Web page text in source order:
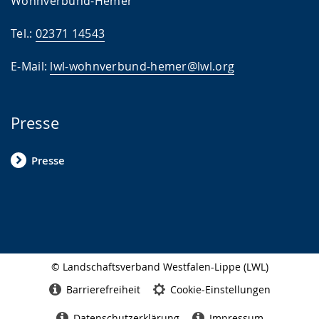
Tel.: 02371 14543
E-Mail: lwl-wohnverbund-hemer@lwl.org
Presse
Presse
© Landschaftsverband Westfalen-Lippe (LWL)
Barrierefreiheit Cookie-Einstellungen